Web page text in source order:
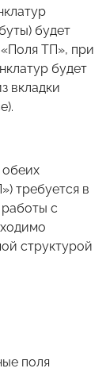
будет
ТП», при
будет
вкладки
обеих
требуется в
с
структурой
поля